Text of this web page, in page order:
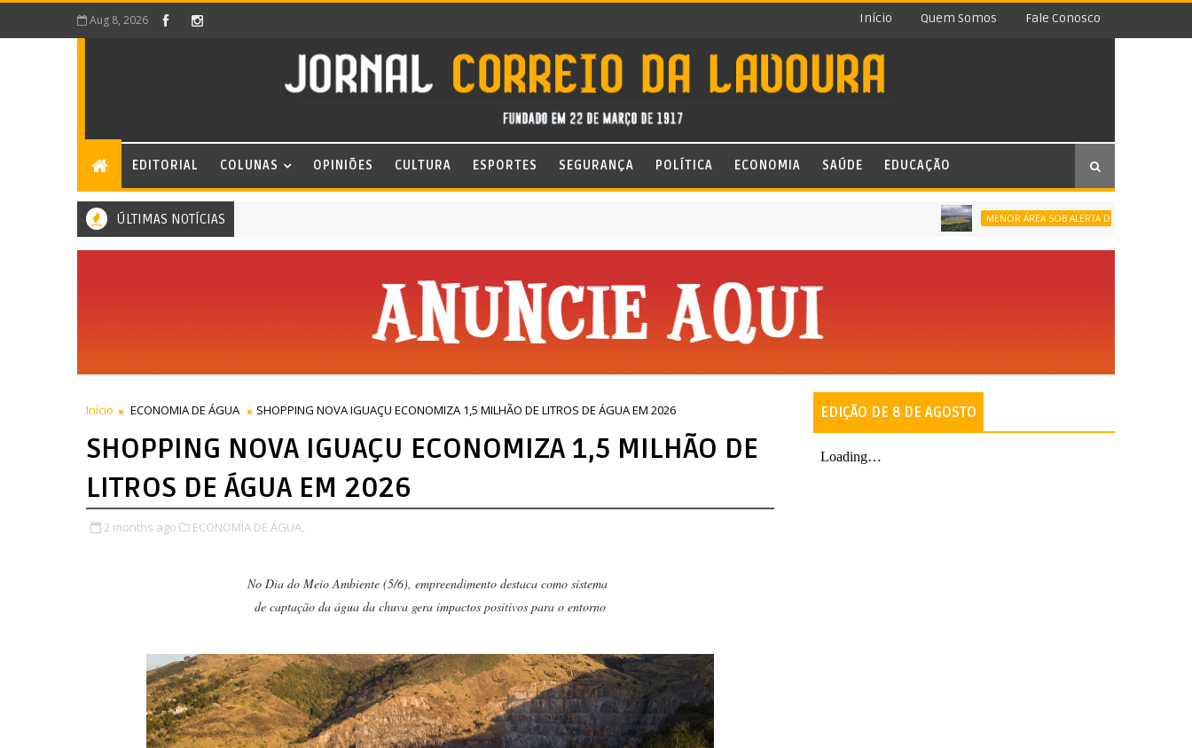
Aug 8, 2026 Início Quem Somos Fale Conosco
EDITORIAL COLUNAS OPINIÕES CULTURA ESPORTES SEGURANÇA POLÍTICA ECONOMIA SAÚDE EDUCAÇÃO
ÚLTIMAS NOTÍCIAS MENOR ÁREA SOB ALERTA DE DESMATAMENTO DA
Início ECONOMIA DE ÁGUA SHOPPING NOVA IGUAÇU ECONOMIZA 1,5 MILHÃO DE LITROS DE ÁGUA EM 2026
SHOPPING NOVA IGUAÇU ECONOMIZA 1,5 MILHÃO DE
LITROS DE ÁGUA EM 2026
2 months ago ECONOMIA DE ÁGUA,
No Dia do Meio Ambiente (5/6), empreendimento destaca como sistema
de captação da água da chuva gera impactos positivos para o entorno
EDIÇÃO DE 8 DE AGOSTO